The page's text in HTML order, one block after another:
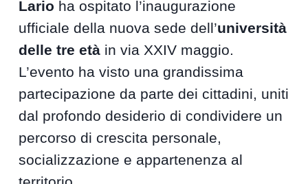
Lario ha ospitato l’inaugurazione
ufficiale della nuova sede dell’università
delle tre età in via XXIV maggio.
L’evento ha visto una grandissima
partecipazione da parte dei cittadini, uniti
dal profondo desiderio di condividere un
percorso di crescita personale,
socializzazione e appartenenza al